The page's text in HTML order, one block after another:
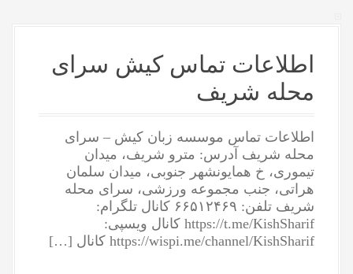
اطلاعات تماس کیش سرای
محله شریف
اطلاعات تماس موسسه زبان کیش – سرای
محله شریف آدرس: مترو شریف، میدان
تیموری، خ همایونشهر جنوبی، میدان سلمان
هراتی، جنب مجموعه ورزشی، سرای محله
شریف تلفن: ۶۶۵۱۲۴۶۹ کانال تلگرام:
https://t.me/KishSharif کانال ویسپی:
https://wispi.me/channel/KishSharif کانال […]